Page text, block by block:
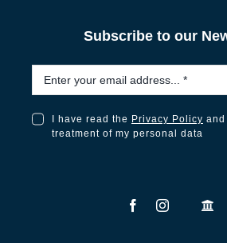
Subscribe to our
I have read the Privacy Policy
treatment of my personal data